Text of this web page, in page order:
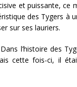
et puissante, ce
des Tygers à
sur ses lauriers.
l’histoire des
cette fois-ci, il